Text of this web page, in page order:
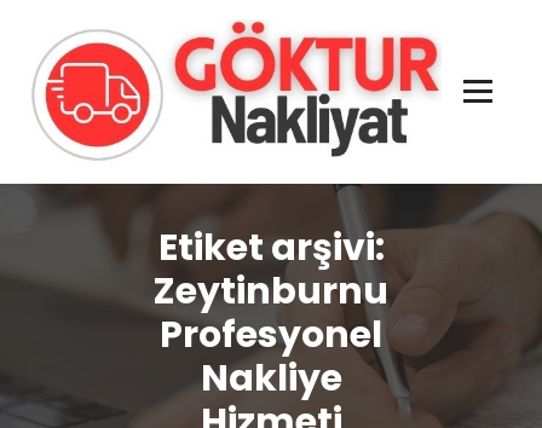
Etiket arşivi:
Zeytinburnu
Profesyonel
Nakliye